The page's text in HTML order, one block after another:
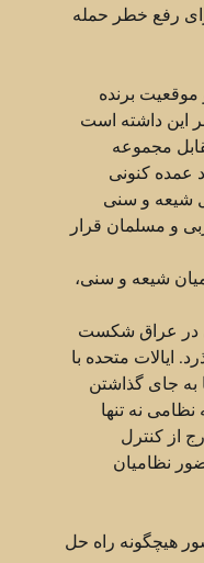
رفع خطر حمله
برنده
این داشته است
مجموعه
عمده کنونی
شیعه و سنی
و مسلمان قرار
شیعه و سنی،
در عراق شکست
ایالات متحده با
به جای گذاشتن
نه تنها
از کنترل
نظامیان
هیچگونه راه حل